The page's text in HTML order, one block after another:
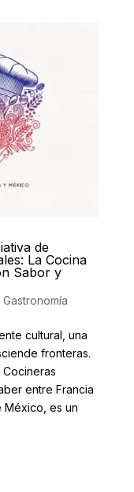
de
La Cocina
Sabor y
Gastronomía
cultural, una
fronteras.
entre Francia
México, es un